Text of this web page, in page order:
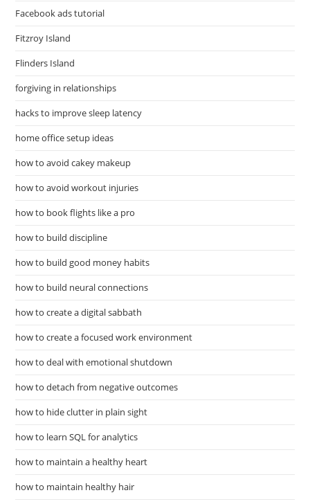
Facebook ads tutorial
Fitzroy Island
Flinders Island
forgiving in relationships
hacks to improve sleep latency
home office setup ideas
how to avoid cakey makeup
how to avoid workout injuries
how to book flights like a pro
how to build discipline
how to build good money habits
how to build neural connections
how to create a digital sabbath
how to create a focused work environment
how to deal with emotional shutdown
how to detach from negative outcomes
how to hide clutter in plain sight
how to learn SQL for analytics
how to maintain a healthy heart
how to maintain healthy hair